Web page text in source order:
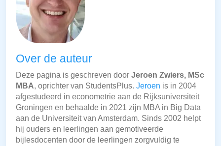
Over de auteur
Deze pagina is geschreven door Jeroen Zwiers, MSc
MBA, oprichter van StudentsPlus. Jeroen is in 2004
afgestudeerd in econometrie aan de Rijksuniversiteit
Groningen en behaalde in 2021 zijn MBA in Big Data
aan de Universiteit van Amsterdam. Sinds 2002 helpt
hij ouders en leerlingen aan gemotiveerde
bijlesdocenten door de leerlingen zorgvuldig te